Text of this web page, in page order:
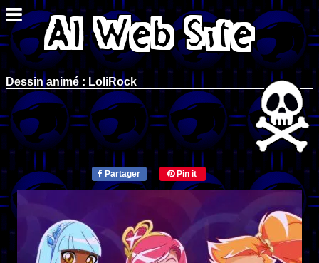
Dessin animé : LoliRock
Partager Pin it